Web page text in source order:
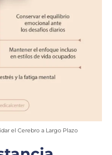
el Cerebro a Largo Plazo